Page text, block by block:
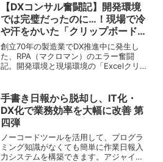
【DXコンサル奮闘記】開発環境
では完璧だったのに…！現場で冷
や汗をかいた「クリップボードの
罠」
創立70年の製造業でDX推進中に発生し
た、RPA（マクロマン）のエラー奮闘
記。開発環境と現場環境の「Excelクリッ
ます。
手書き日報から脱却し、IT化・
DX化で業務効率を大幅に改善 第
四弾
ノーコードツールを活用して、プログラ
ミング知識がなくても簡単に作業日報入
力システムを構築できます。アジャイル